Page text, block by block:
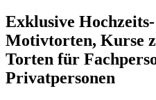
Exklusive
Motivtorten, Kurse
Torten für
Privatpersonen